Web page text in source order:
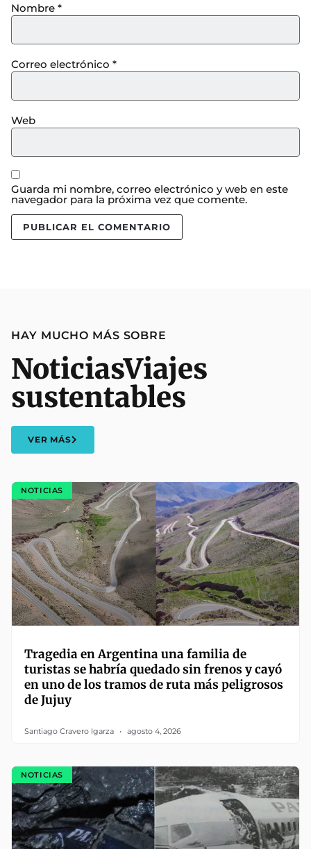
Nombre *
Correo electrónico *
Web
Guarda mi nombre, correo electrónico y web en este
navegador para la próxima vez que comente.
HAY MUCHO MÁS SOBRE
NoticiasViajes
sustentables
VER MÁS
NOTICIAS
Tragedia en Argentina una familia de
turistas se habría quedado sin frenos y cayó
en uno de los tramos de ruta más peligrosos
de Jujuy
Santiago Cravero Igarza agosto 4, 2026
NOTICIAS